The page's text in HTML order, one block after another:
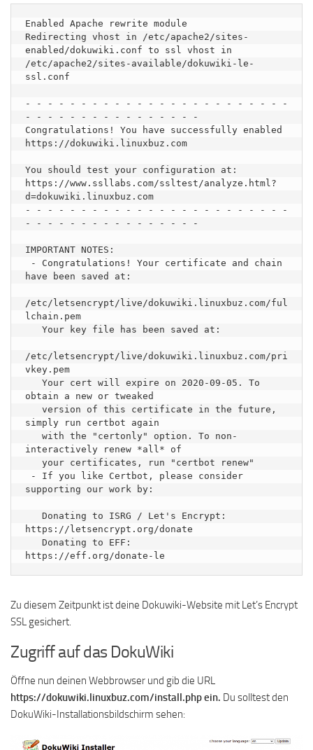
Enabled Apache rewrite module
Redirecting vhost in /etc/apache2/sites-
enabled/dokuwiki.conf to ssl vhost in
/etc/apache2/sites-available/dokuwiki-le-
ssl.conf
- - - - - - - - - - - - - - - - - - - - - - - -
- - - - - - - - - - - - - - - -
Congratulations! You have successfully enabled
https://dokuwiki.linuxbuz.com
You should test your configuration at:
https://www.ssllabs.com/ssltest/analyze.html?
d=dokuwiki.linuxbuz.com
- - - - - - - - - - - - - - - - - - - - - - - -
- - - - - - - - - - - - - - - -
IMPORTANT NOTES:
have been saved at:
/etc/letsencrypt/live/dokuwiki.linuxbuz.com/ful
lchain.pem
/etc/letsencrypt/live/dokuwiki.linuxbuz.com/pri
vkey.pem
obtain a new or tweaked
simply run certbot again
interactively renew *all* of
supporting our work by:
https://letsencrypt.org/donate
Zu diesem Zeitpunkt ist deine Dokuwiki-Website mit Let’s Encrypt
SSL gesichert.
Zugriff auf das DokuWiki
Öffne nun deinen Webbrowser und gib die URL
https://dokuwiki.linuxbuz.com/install.php ein. Du solltest den
DokuWiki-Installationsbildschirm sehen: